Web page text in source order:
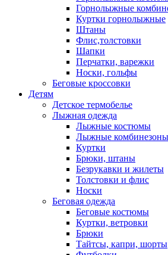
Горнолыжные
Куртки горнолыжные
Штаны
Флис,толстовки
Шапки
Перчатки, варежки
Носки, гольфы
Беговые кроссовки
Детям
Детское термобелье
Лыжная одежда
Лыжные костюмы
Лыжные комбинезоны
Куртки
Брюки, штаны
Безрукавки и жилеты
Толстовки и флис
Носки
Беговая одежда
Беговые костюмы
Куртки, ветровки
Брюки
Тайтсы, капри, шорты